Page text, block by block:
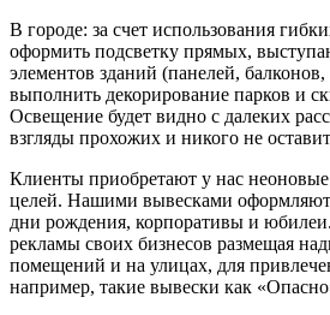
В городе: за счет использования
оформить подсветку прямых,
элементов зданий (панелей,
выполнить декорирование парков и
Освещение будет видно с далеких
взгляды прохожих и никого не
Клиенты приобретают у нас
целей. Нашими вывесками оформляют
дни рождения, корпоративы и
рекламы своих бизнесов размещая
помещений и на улицах, для
например, такие вывески как